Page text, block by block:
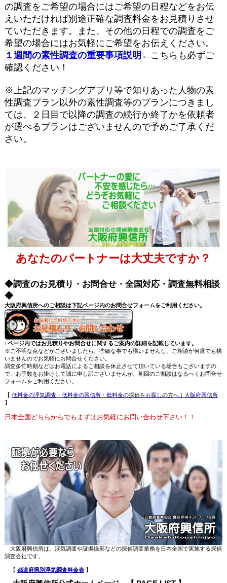
の調査をご希望の場合にはご希望の日程などをお伝
えいただければ別途正確な調査料金をお見積りさせ
ていただきます。また、その他の日程での調査をご
希望の場合にはお気軽にご希望をお伝えください。
１週間の素性調査の重要事項説明 ←こちらも必ずご
確認ください！
※上記のマッチングアプリ等で知りあった人物の素
性調査プラン以外の素性調査等のプランにつきまし
ては、２日目で以降の調査の続行か終了かを依頼者
が選べるプランはございませんので予めご了承くだ
さい。
あなたのパートナーは大丈夫ですか？
◆調査のお見積り・お問合せ・全国対応・調査無料相談
◆
大阪府興信所へのご相談は下記ページ内のお問合せフォームをご利用ください。
↑ページ内ではお見積りやお問合せに関するご案内の詳細を記載しています。
※ご不明な点などがございましたら、些細な事でも構いませんし、ご相談が何度でも構
いませんのでお気軽にお問合せください。
調査多忙時期などはお電話によるご相談を休止させて頂いている場合もございますの
で、お手数をお掛けして誠に申し訳ございませんが、初回のご相談はなるべくお問合せ
フォームをご利用ください。
【 低料金の浮気調査・低料金の興信所・低料金の探偵をお探しの方へ｜大阪府興信所
】
日本全国どちらからでもまずはお気軽にお問い合わせ下さい！！
大阪府興信所は、浮気調査や証拠撮影などの探偵調査業務を日本全国で実施する探偵
調査会社です。
【 都道府県別浮気調査料金表】